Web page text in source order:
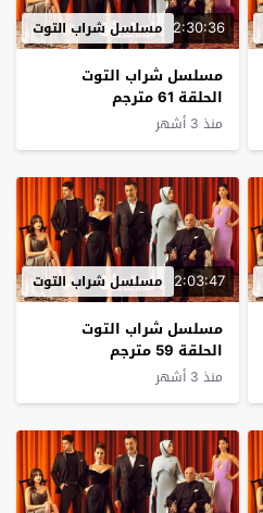
2:30:36 مسلسل شراب التوت
مسلسل شراب التوت
الحلقة 61 مترجم
منذ 3 أشهر
2:03:47 مسلسل شراب التوت
مسلسل شراب التوت
الحلقة 59 مترجم
منذ 3 أشهر